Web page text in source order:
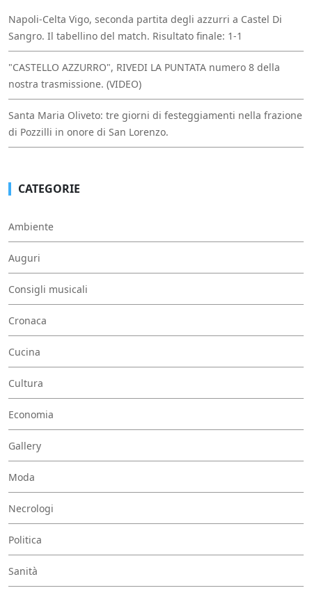
Napoli-Celta Vigo, seconda partita degli azzurri a Castel Di
Sangro. Il tabellino del match. Risultato finale: 1-1
"CASTELLO AZZURRO", RIVEDI LA PUNTATA numero 8 della
nostra trasmissione. (VIDEO)
Santa Maria Oliveto: tre giorni di festeggiamenti nella frazione
di Pozzilli in onore di San Lorenzo.
CATEGORIE
Ambiente
Auguri
Consigli musicali
Cronaca
Cucina
Cultura
Economia
Gallery
Moda
Necrologi
Politica
Sanità